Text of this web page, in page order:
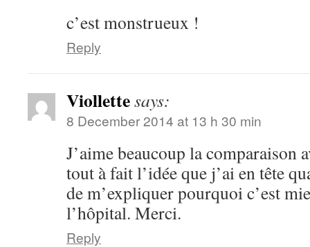
c’est monstrueux !
Reply
Viollettesays:
8 December 2014 at 13 h 30 min
J’aime beaucoup la comparaison
tout à fait l’idée que j’ai en tête
de m’expliquer pourquoi c’est
l’hôpital. Merci.
Reply